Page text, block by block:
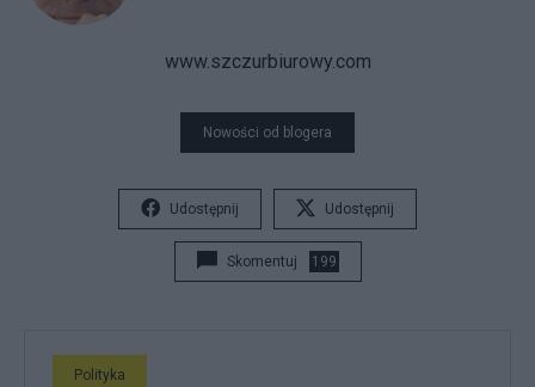
www.szczurbiurowy.com
Nowości od blogera
Udostępnij Udostępnij
Skomentuj 199
Polityka